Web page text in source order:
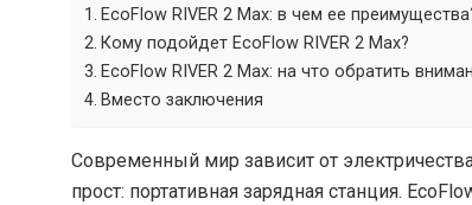
EcoFlow RIVER 2 Max: в чем ее
Кому подойдет EcoFlow RIVER 2 Max?
EcoFlow RIVER 2 Max: на что обратить
Вместо заключения
Современный мир зависит от
прост: портативная зарядная станция.